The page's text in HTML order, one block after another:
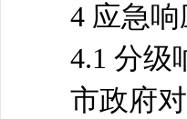
4 应急响
4.1 分级
市政府对